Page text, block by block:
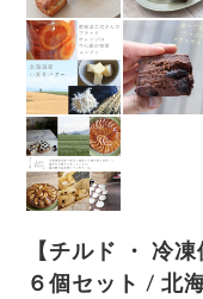
【チルド ・ 冷
６個セット / 北